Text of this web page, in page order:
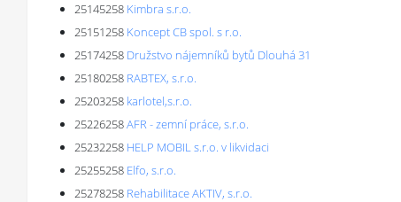
25145258 Kimbra s.r.o.
25151258 Koncept CB spol. s r.o.
25174258 Družstvo nájemníků bytů Dlouhá 31
25180258 RABTEX, s.r.o.
25203258 karlotel,s.r.o.
25226258AFR - zemní práce, s.r.o.
25232258 HELP MOBIL s.r.o. v likvidaci
25255258 Elfo, s.r.o.
25278258 Rehabilitace AKTIV, s.r.o.